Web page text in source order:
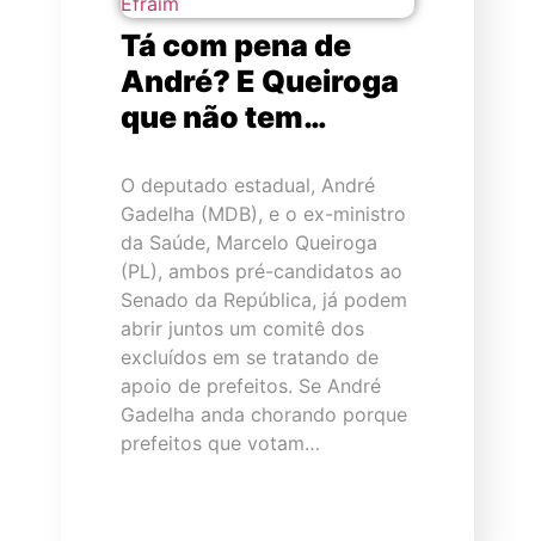
Tá com pena de
André? E Queiroga
que não tem…
O deputado estadual, André
Gadelha (MDB), e o ex-ministro
da Saúde, Marcelo Queiroga
(PL), ambos pré-candidatos ao
Senado da República, já podem
abrir juntos um comitê dos
excluídos em se tratando de
apoio de prefeitos. Se André
Gadelha anda chorando porque
prefeitos que votam…